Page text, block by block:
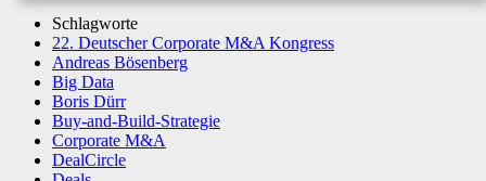
Schlagworte
22. Deutscher Corporate M&A Kongress
Andreas Bösenberg
Big Data
Boris Dürr
Buy-and-Build-Strategie
Corporate M&A
DealCircle